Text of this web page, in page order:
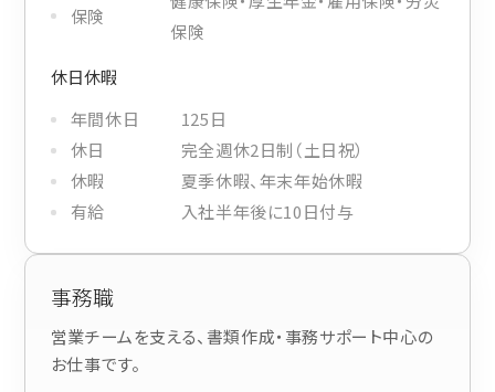
保険
保険
休日休暇
年間休日
125日
休日
完全週休2日制（土日祝）
休暇
夏季休暇、年末年始休暇
有給
入社半年後に10日付与
事務職
営業チームを支える、書類作成・事務サポート中心の
お仕事です。
CONTACT
まずは相談からでも、お気軽にお問い合
わせください。